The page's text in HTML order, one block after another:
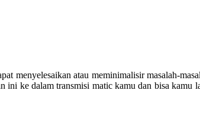
atau meminimalisir masalah-
ke dalam transmisi matic kamu dan bisa kamu